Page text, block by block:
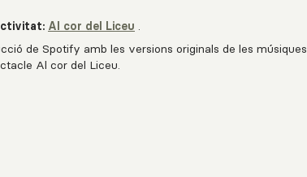
Al cor del Liceu .
de Spotify amb les versions originals de les músiques
Al cor del Liceu.